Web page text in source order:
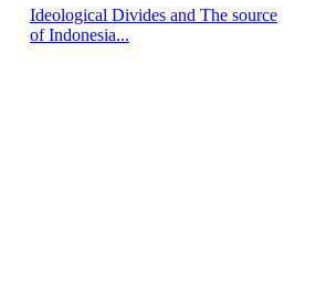
Ideological Divides and The source
of Indonesia...